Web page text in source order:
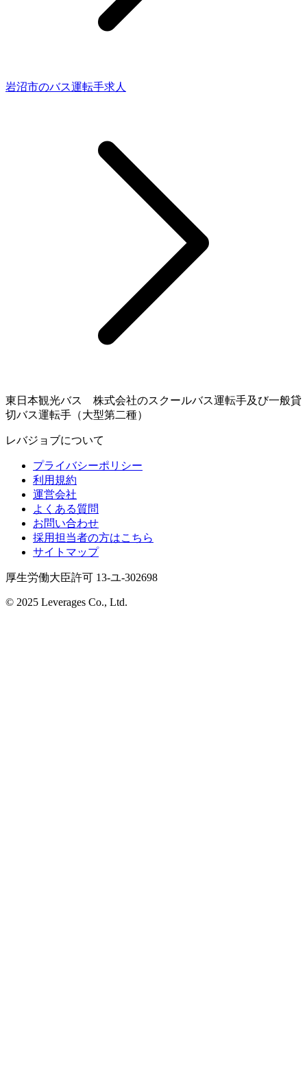
岩沼市のバス運転手求人
東日本観光バス 株式会社のスクールバス運転手及び一般貸
切バス運転手（大型第二種）
レバジョブについて
プライバシーポリシー
利用規約
運営会社
よくある質問
お問い合わせ
採用担当者の方はこちら
サイトマップ
厚生労働大臣許可 13-ユ-302698
© 2025 Leverages Co., Ltd.